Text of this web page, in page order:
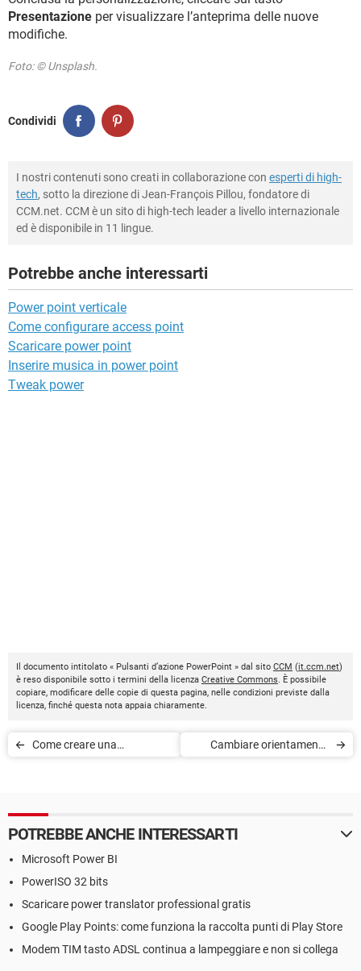
Presentazione per visualizzare l’anteprima delle nuove
modifiche.
Foto: © Unsplash.
Condividi
I nostri contenuti sono creati in collaborazione con esperti di high-
tech, sotto la direzione di Jean-François Pillou, fondatore di
CCM.net. CCM è un sito di high-tech leader a livello internazionale
ed è disponibile in 11 lingue.
Potrebbe anche interessarti
Power point verticale
Come configurare access point
Scaricare power point
Inserire musica in power point
Tweak power
Il documento intitolato « Pulsanti d’azione PowerPoint » dal sito CCM (it.ccm.net)
è reso disponibile sotto i termini della licenza Creative Commons. È possibile
copiare, modificare delle copie di questa pagina, nelle condizioni previste dalla
licenza, finché questa nota appaia chiaramente.
Come creare una
Cambiare orientamento
POTREBBE ANCHE INTERESSARTI
Microsoft Power BI
PowerISO 32 bits
Scaricare power translator professional gratis
Google Play Points: come funziona la raccolta punti di Play Store
Modem TIM tasto ADSL continua a lampeggiare e non si collega